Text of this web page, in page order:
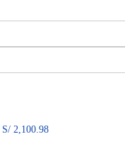
S/ 2,100.98